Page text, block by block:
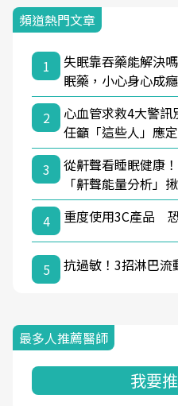
頻道熱門文章
1
失眠靠吞藥能解決
眠藥，小心身心成癮
2
心血管求救4大警
任籲「這些人」應
3
從鼾聲看睡眠健康
「鼾聲能量分析」
4
重度使用3C產品
5 抗過敏！3招淋巴流
最多人推薦醫師
我要